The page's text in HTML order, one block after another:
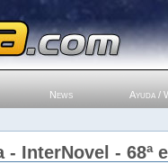
News Ayuda /
- InterNovel - 68ª